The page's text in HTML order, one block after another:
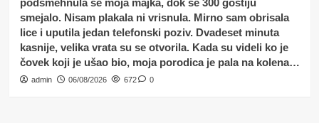
podsmehnula se moja majka, dok se 300 gostiju
smejalo. Nisam plakala ni vrisnula. Mirno sam obrisala
lice i uputila jedan telefonski poziv. Dvadeset minuta
kasnije, velika vrata su se otvorila. Kada su videli ko je
čovek koji je ušao bio, moja porodica je pala na kolena…
admin 06/08/2026 672 0